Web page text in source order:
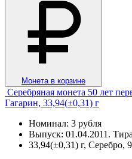
Монета в корзине
Серебряная монета 50 лет
Гагарин, 33,94(±0,31) г
Номинал: 3 рубля
Выпуск: 01.04.2011.
33,94(±0,31) г, Серебро,